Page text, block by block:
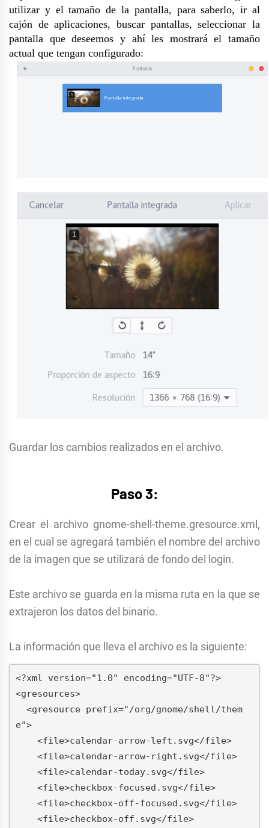
utilizar y el tamaño de la pantalla, para saberlo, ir al
cajón de aplicaciones, buscar pantallas, seleccionar la
pantalla que deseemos y ahí les mostrará el tamaño
actual que tengan configurado:
Guardar los cambios realizados en el archivo.
Paso 3:
Crear el archivo gnome-shell-theme.gresource.xml,
en el cual se agregará también el nombre del archivo
de la imagen que se utilizará de fondo del login.
Este archivo se guarda en la misma ruta en la que se
extrajeron los datos del binario.
La información que lleva el archivo es la siguiente:
<?xml version="1.0" encoding="UTF-8"?>
<gresources>
e">
    <file>calendar-arrow-left.svg</file>
    <file>calendar-arrow-right.svg</file>
    <file>calendar-today.svg</file>
    <file>checkbox-focused.svg</file>
    <file>checkbox-off-focused.svg</file>
    <file>checkbox-off.svg</file>